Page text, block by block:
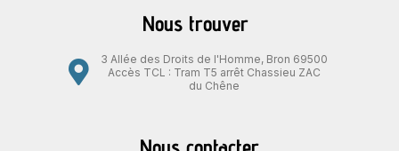
Nous trouver
3 Allée des Droits de l'Homme, Bron 69500
Accès TCL : Tram T5 arrêt Chassieu ZAC
du Chêne